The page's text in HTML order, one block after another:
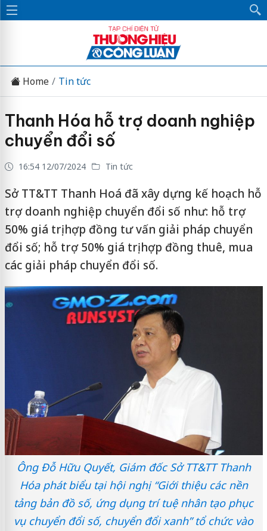
Home Tin tức
Thanh Hóa hỗ trợ doanh nghiệp
chuyển đổi số
16:54 12/07/2024 Tin tức
Sở TT&TT Thanh Hoá đã xây dựng kế hoạch hỗ
trợ doanh nghiệp chuyển đổi số như: hỗ trợ
50% giá trị hợp đồng tư vấn giải pháp chuyển
đổi số; hỗ trợ 50% giá trị hợp đồng thuê, mua
các giải pháp chuyển đổi số.
Ông Đỗ Hữu Quyết, Giám đốc Sở TT&TT Thanh
Hóa phát biểu tại hội nghị “Giới thiệu các nền
tảng bản đồ số, ứng dụng trí tuệ nhân tạo phục
vụ chuyển đổi số, chuyển đổi xanh” tổ chức vào